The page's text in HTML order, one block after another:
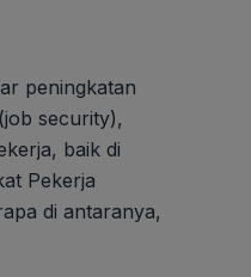
peningkatan
security),
baik di
Pekerja
di antaranya,